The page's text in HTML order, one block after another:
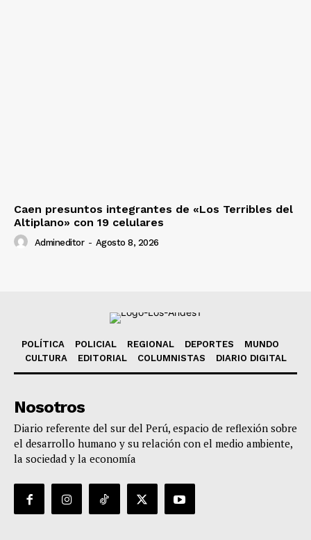
Caen presuntos integrantes de «Los Terribles del
Altiplano» con 19 celulares
Admineditor - Agosto 8, 2026
POLÍTICA POLICIAL REGIONAL DEPORTES
MUNDO
CULTURA
EDITORIAL COLUMNISTAS DIARIO DIGITAL
Nosotros
Diario referente del sur del Perú, espacio de reflexión sobre
el desarrollo humano y su relación con el medio ambiente,
la sociedad y la economía